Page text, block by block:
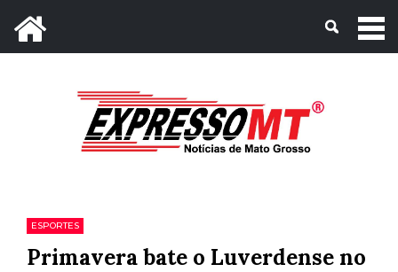
Mato Grosso, 08 de Agosto de 2026
ESPORTES
Primavera bate o Luverdense no